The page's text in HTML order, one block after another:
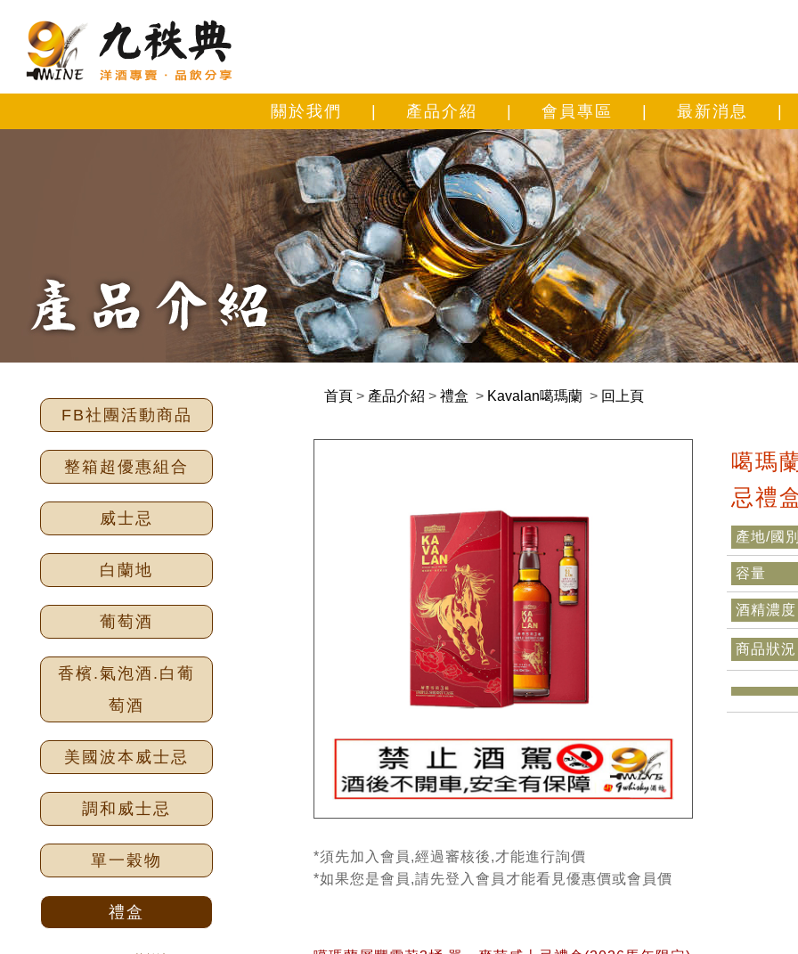
關於我們 產品介紹 會員專區 最新消息
FB社團活動商品
整箱超優惠組合
威士忌
白蘭地
葡萄酒
香檳.氣泡酒.白葡
萄酒
美國波本威士忌
調和威士忌
單一穀物
禮盒
首頁 > 產品介紹 > 禮盒 > Kavalan噶瑪蘭 > 回上頁
噶瑪
忌禮
產地/國
容量
酒精濃度
商品狀況
*須先加入會員,經過審核後,才能進行詢價
*如果您是會員,請先登入會員才能看見優惠價或會員價